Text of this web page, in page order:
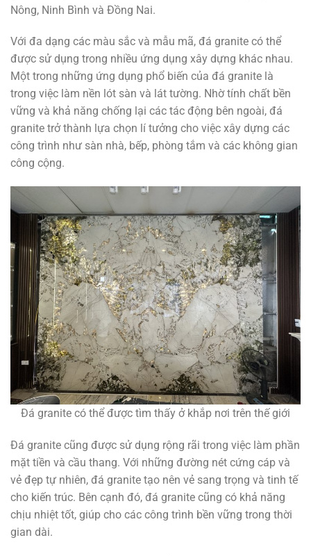
Nông, Ninh Bình và Đồng Nai.
Với đa dạng các màu sắc và mẫu mã, đá granite có thể
được sử dụng trong nhiều ứng dụng xây dựng khác nhau.
Một trong những ứng dụng phổ biến của đá granite là
trong việc làm nền lót sàn và lát tường. Nhờ tính chất bền
vững và khả năng chống lại các tác động bên ngoài, đá
granite trở thành lựa chọn lí tưởng cho việc xây dựng các
công trình như sàn nhà, bếp, phòng tắm và các không gian
công cộng.
Đá granite có thể được tìm thấy ở khắp nơi trên thế giới
Đá granite cũng được sử dụng rộng rãi trong việc làm phần
mặt tiền và cầu thang. Với những đường nét cứng cáp và
vẻ đẹp tự nhiên, đá granite tạo nên vẻ sang trọng và tinh tế
cho kiến trúc. Bên cạnh đó, đá granite cũng có khả năng
chịu nhiệt tốt, giúp cho các công trình bền vững trong thời
gian dài.